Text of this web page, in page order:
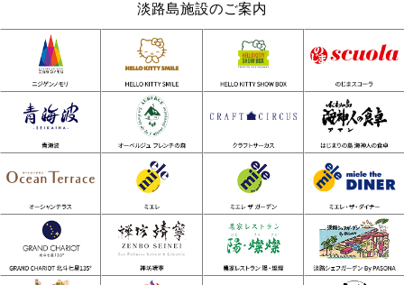
淡路島施設のご案内